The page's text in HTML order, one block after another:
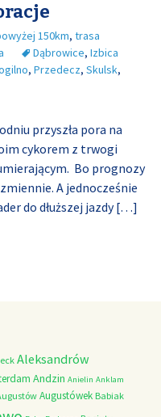
150km, trasa
Dąbrowice, Izbica
, Przedecz, Skulsk,
przyszła pora na
cykorem z trwogi
Bo prognozy
A jednocześnie
do dłuższej jazdy[…]
Aleksandrów
Andzin Anielin Anklam
Augustówek Babiak